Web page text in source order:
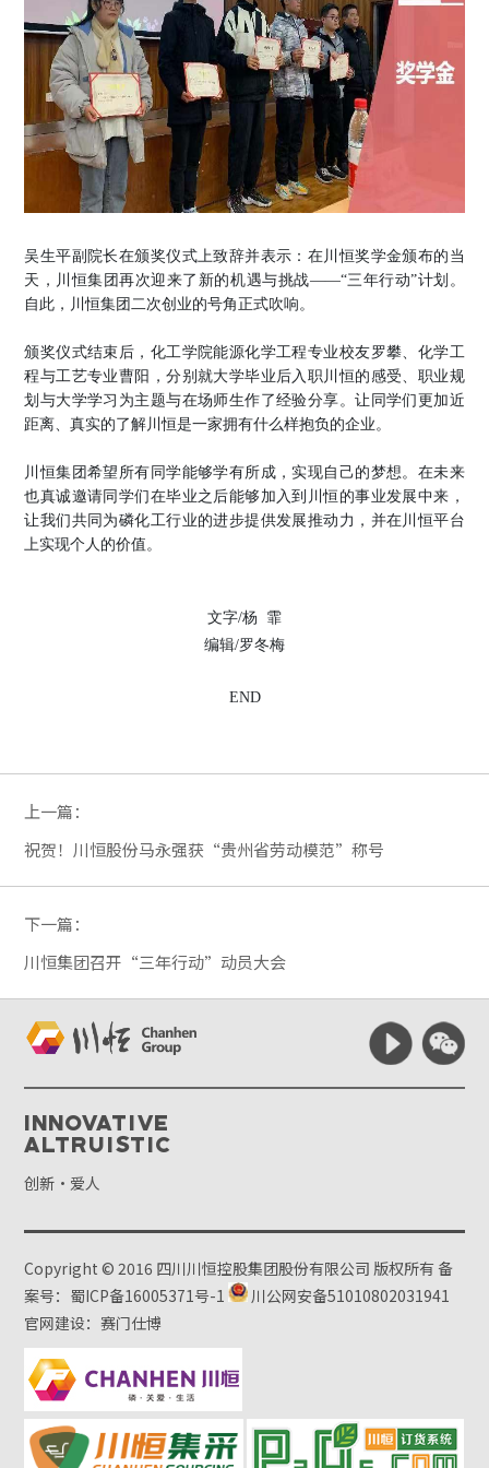
吴生平副院长在颁奖仪式上致辞并表示：在川恒奖学金颁布的当
天，川恒集团再次迎来了新的机遇与挑战——“三年行动”计划 。
自此，川恒集团二次创业的号角正式吹响。
颁奖仪式结束后，化工学院能源化学工程专业校友罗攀、化学工
程与工艺专业曹阳，分别就大学毕业后入职川恒的感受、职业规
划与大学学习为主题与在场师生作了经验分享。让同学们更加近
距离、真实的了解川恒是一家拥有什么样抱负的企业。
川恒集团希望所有同学能够学有所成，实现自己的梦想。 在未来
也真诚邀请同学们在毕业之后能够加入到川恒的事业发展中来，
让我们共同为磷化工行业的进步提供发展推动力，并在川恒平台
上实现个人的价值。
文字/杨 霏
编辑/罗冬梅
END
上一篇：
祝贺！川恒股份马永强获“贵州省劳动模范”称号
下一篇：
川恒集团召开“三年行动”动员大会
Innovative
Altruistic
创新·爱人
Copyright © 2016 四川川恒控股集团股份有限公司 版权所有备
案号：蜀ICP备16005371号-1
川公网安备51010802031941
官网建设：赛门仕博